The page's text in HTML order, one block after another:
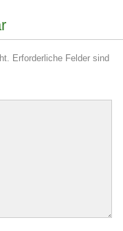
Erforderliche Felder sind